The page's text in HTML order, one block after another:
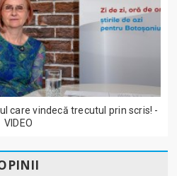
care vindecă trecutul prin scris! -
VIDEO